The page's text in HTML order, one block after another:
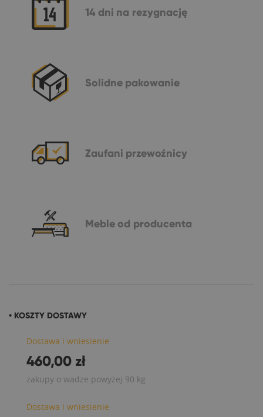
14 dni na rezygnację
Solidne pakowanie
Zaufani przewoźnicy
Meble od producenta
• KOSZTY DOSTAWY
Dostawa i wniesienie
460,00 zł
zakupy o wadze powyżej 90 kg
Dostawa i wniesienie